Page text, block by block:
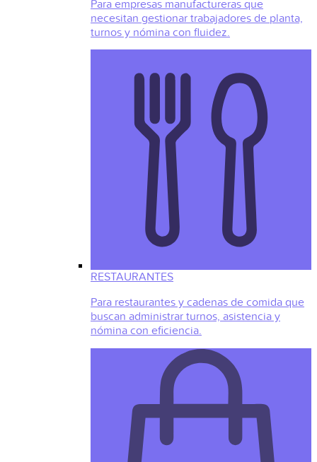
Para empresas manufactureras que
necesitan gestionar trabajadores de planta,
turnos y nómina con fluidez.
RESTAURANTES
Para restaurantes y cadenas de comida que
buscan administrar turnos, asistencia y
nómina con eficiencia.